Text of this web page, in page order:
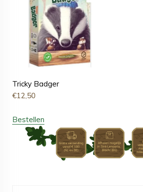
Tricky Badger
€12,50
Bestellen